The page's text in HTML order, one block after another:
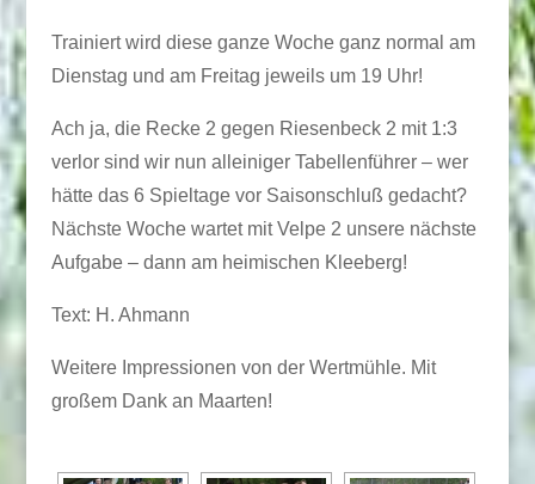
Trainiert wird diese ganze Woche ganz normal am
Dienstag und am Freitag jeweils um 19 Uhr!
Ach ja, die Recke 2 gegen Riesenbeck 2 mit 1:3
verlor sind wir nun alleiniger Tabellenführer – wer
hätte das 6 Spieltage vor Saisonschluß gedacht?
Nächste Woche wartet mit Velpe 2 unsere nächste
Aufgabe – dann am heimischen Kleeberg!
Text: H. Ahmann
Weitere Impressionen von der Wertmühle. Mit
großem Dank an Maarten!